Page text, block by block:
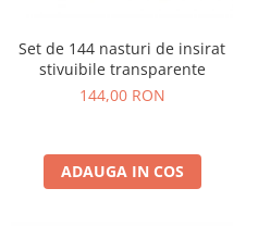
Set de 144 nasturi de insirat
stivuibile transparente
144,00 RON
ADAUGA IN COS